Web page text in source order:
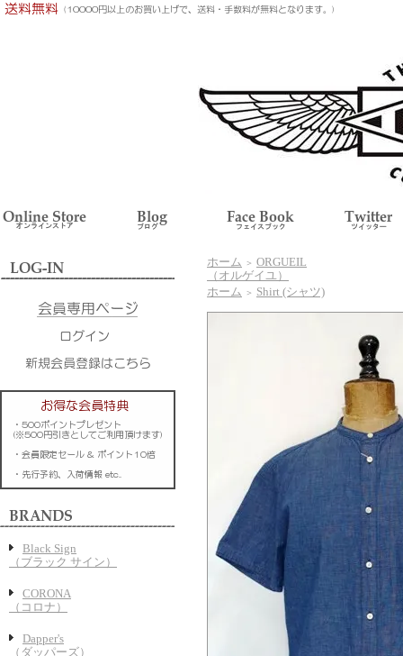
Black Sign
（ブラック サイン）
CORONA
（コロナ）
Dapper's
（ダッパーズ）
ホーム ＞ ORGUEIL
（オルゲイユ）
ホーム ＞ Shirt (シャツ)